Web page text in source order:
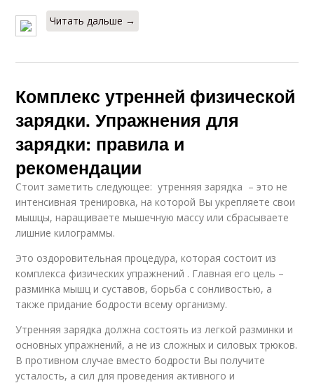
Читать дальше →
Комплекс утренней физической
зарядки. Упражнения для
зарядки: правила и
рекомендации
Стоит заметить следующее: утренняя зарядка – это не
интенсивная тренировка, на которой Вы укрепляете свои
мышцы, наращиваете мышечную массу или сбрасываете
лишние килограммы.
Это оздоровительная процедура, которая состоит из
комплекса физических упражнений . Главная его цель –
разминка мышц и суставов, борьба с сонливостью, а
также придание бодрости всему организму.
Утренняя зарядка должна состоять из легкой разминки и
основных упражнений, а не из сложных и силовых трюков.
В противном случае вместо бодрости Вы получите
усталость, а сил для проведения активного и